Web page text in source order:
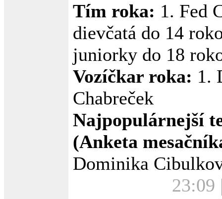
Tím roka: 1. Fed
dievčatá do 14
juniorky do 18
Vozíčkar roka: 1.
Chabreček
Najpopulárnejší
(Anketa
Dominika
23:09